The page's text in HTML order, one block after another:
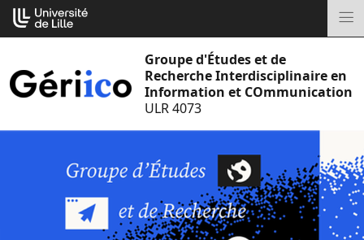
Aller
au
Groupe d'Études et de
Recherche Interdisciplinaire en
Information et COmmunication
ULR 4073
Cookies management panel